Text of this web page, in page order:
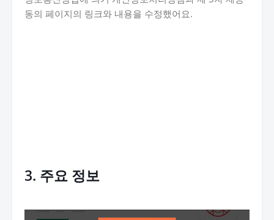
동의 페이지의 링크와 내용을 수정했어요.
3. 주요 정보